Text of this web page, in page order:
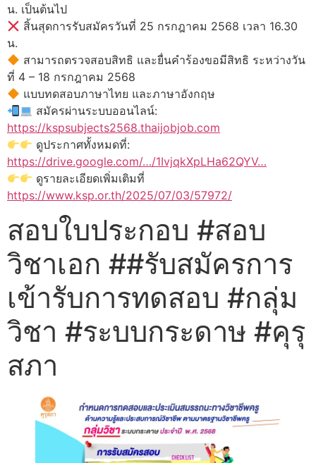
น. เป็นต้นไป
สิ้นสุดการรับสมัครวันที่ 25 กรกฎาคม 2568 เวลา 16.30
น.
สามารถตรวจสอบสิทธิ และยื่นคำร้องขอมีสิทธิ ระหว่างวัน
ที่ 4 – 18 กรกฎาคม 2568
แบบทดสอบภาษาไทย และภาษาอังกฤษ
สมัครผ่านระบบออนไลน์:
https://kspsubjects2568.thaijobjob.com
ดูประกาศทั้งหมดที่:
https://drive.google.com/…/1IvjqkXpLHa62QYV…
ดูรายละเอียดเพิ่มเติมที่
https://www.ksp.or.th/2025/07/03/57972/
สอบใบประกอบ #สอบ
วิชาเอก ##รับสมัครการ
เข้ารับการทดสอบ #กลุ่ม
วิชา #ระบบกระดาษ #คุรุ
สภา